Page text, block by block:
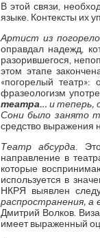
В этой связи,
языке. Контексты их
Артист из
оправдал надежд,
разорившегося,
этом этапе
«погорелый
фразеологизм
театра… и теперь,
Сони было занято
средство выражения
Театр абсурда .
направление в
которые
используется в
НКРЯ выявлен
распространения, а
Дмитрий Волков.
имеет выраженный